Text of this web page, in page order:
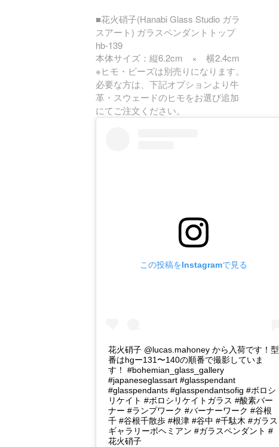
■花火硝子(Hanabi Glass Studio ガラ
スアート) ガラスペンダントトップ
hb-139
本体サイズ：縦6.2cm × 横2.4cm
※ヒモ・ビーズは別売りになります。
必要な方は、下記オプションより牛
革・スウェードのヒモをお選び追加
にてご注文ください。
この投稿をInstagramで見る
花火硝子 @lucas.mahoney から入荷です！型
番はhgー131〜140の順番で撮影していま
す！ #bohemian_glass_gallery
#japaneseglassart #glasspendant
#glasspendants #glasspendantsofig #ボロシ
リケイト #ボロシリケイトガラス #酸素バー
ナー #ランプワーク #バーナーワーク #谷根
千 #谷根千散歩 #根津 #谷中 #千駄木 #ガラス
ギャラリーボヘミアン #ガラスペンダント #
花火硝子